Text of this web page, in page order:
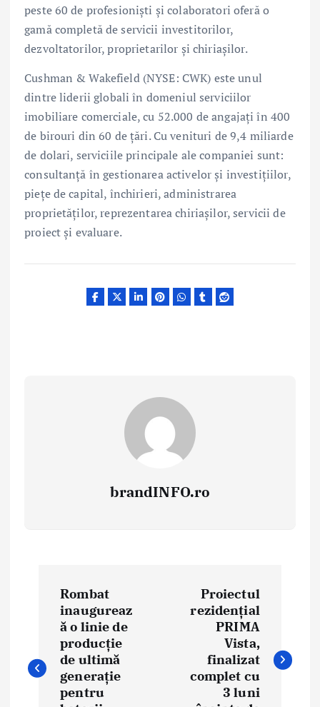
peste 60 de profesioniști și colaboratori oferă o
gamă completă de servicii investitorilor,
dezvoltatorilor, proprietarilor și chiriașilor.
Cushman & Wakefield (NYSE: CWK) este unul
dintre liderii globali în domeniul serviciilor
imobiliare comerciale, cu 52.000 de angajați în 400
de birouri din 60 de țări. Cu venituri de 9,4 miliarde
de dolari, serviciile principale ale companiei sunt:
consultanță în gestionarea activelor şi investițiilor,
piețe de capital, închirieri, administrarea
proprietăților, reprezentarea chiriașilor, servicii de
proiect și evaluare.
brandINFO.ro
i
Rombat
inaugureaz
ă o linie de
producție
de ultimă
generație
pentru
Proiectul
rezidențial
PRIMA
Vista,
finalizat
complet cu
3 luni